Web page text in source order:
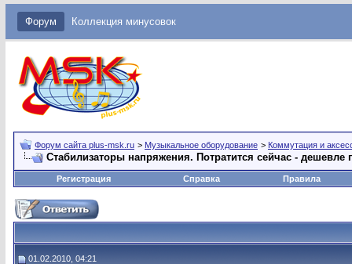
Форум Коллекция минусовок
Форум сайта plus-msk.ru > Музыкальное оборудование > Коммутация и
Стабилизаторы напряжения. Потратится сейчас - дешевле
Регистрация Справка Правила
01.02.2010, 04:21